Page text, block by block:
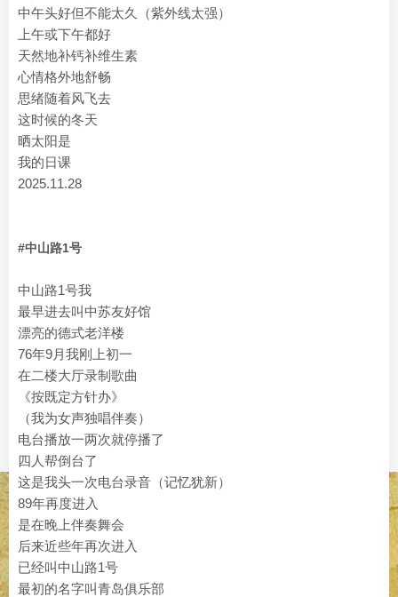
中午头好但不能太久（紫外线太强）
上午或下午都好
天然地补钙补维生素
心情格外地舒畅
思绪随着风飞去
这时候的冬天
晒太阳是
我的日课
2025.11.28
#中山路1号
中山路1号我
最早进去叫中苏友好馆
漂亮的德式老洋楼
76年9月我刚上初一
在二楼大厅录制歌曲
《按既定方针办》
（我为女声独唱伴奏）
电台播放一两次就停播了
四人帮倒台了
这是我头一次电台录音（记忆犹新）
89年再度进入
是在晚上伴奏舞会
后来近些年再次进入
已经叫中山路1号
最初的名字叫青岛俱乐部